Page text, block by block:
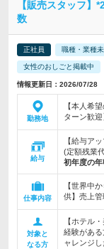
【販売スタッフ】
数
正社員 職種・業種
女性のおしごと掲載中
情報更新日：2026/07/28
勤務地
【本人希
ターン歓
給与
【給与ア
(定額残業
初年度の年
仕事内容
【世界中
供】売上管
対象と
なる方
【ホテル
経験があ
ャレンジ